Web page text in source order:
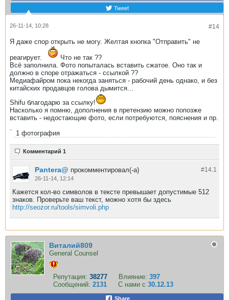
Tweet
#14
26-11-14, 10:28
Я даже спор открыть не могу. Желтая кнопка "Отправить" не
реагирует.
Что не так ??
Всё заполнила. Фото попыталась вставить сжатое. Оно так и
должно в споре отражаться - ссылкой ??
Медиафайром пока некогда заняться - рабочий день однако, и без
китайских продавцов голова дымится...
Shifu благодарю за ссылку!
Насколько я помню, дополнения в претензию можно попозже
вставить - недостающие фото, если потребуются, пояснения и пр.
1 фотография
Комментарий 1
#14.1
Pantera@ прокомментировал(-а)
26-11-14, 12:14
Кажется кол-во символов в тексте превышает допустимые 512
знаков. Проверьте ваш текст, можно хотя бы здесь
http://seozor.ru/tools/simvoli.php
Виталий809
General Counsel
Репутация: 38277 Влияние: 397
Сообщений: 2131 С нами с 30.12.13
Share